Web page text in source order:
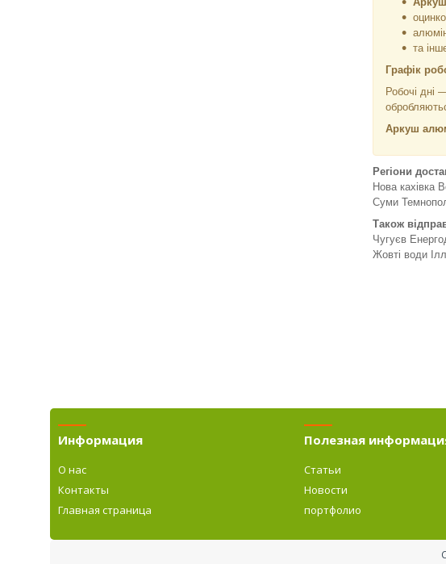
та
Графік
Робочі дні
Аркуш
Регіони
Нова кахівка
Суми
Також
Чугуєв
Жовті води
Информация
О нас
Контакты
Главная страница
Полезная
Статьи
Новости
портфолио